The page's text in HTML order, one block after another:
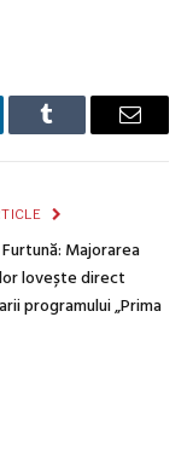
Tumblr Email
Majorarea
lovește direct
programului „Prima